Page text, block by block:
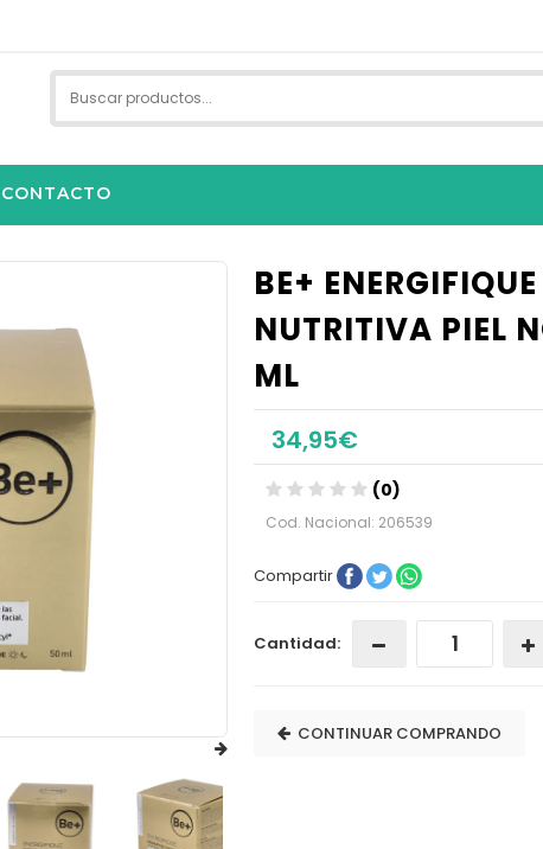
CONTACTO
BE+
NUTRITIVA PIEL
ML
34,95€
(0)
Cod. Nacional: 206539
Compartir
Cantidad:
CONTINUAR COMPRANDO